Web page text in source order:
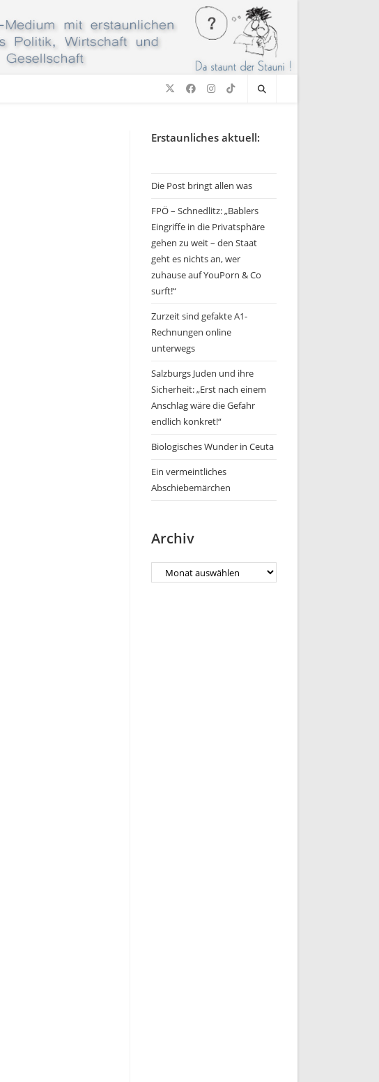
Erstaunliches aktuell:
Die Post bringt allen was
FPÖ – Schnedlitz: „Bablers
Eingriffe in die Privatsphäre
gehen zu weit – den Staat
geht es nichts an, wer
zuhause auf YouPorn & Co
surft!“
Zurzeit sind gefakte A1-
Rechnungen online
unterwegs
Salzburgs Juden und ihre
Sicherheit: „Erst nach einem
Anschlag wäre die Gefahr
endlich konkret!“
Biologisches Wunder in Ceuta
Ein vermeintliches
Abschiebemärchen
Archiv
Archiv